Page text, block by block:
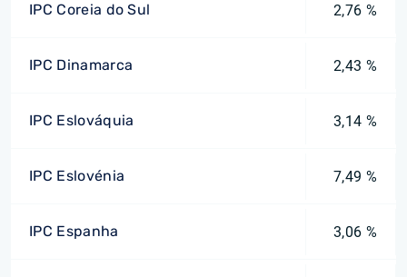
IPC Coreia do Sul 2,76 %
IPC Dinamarca 2,43 %
IPC Eslováquia 3,14 %
IPC Eslovénia 7,49 %
IPC Espanha 3,06 %